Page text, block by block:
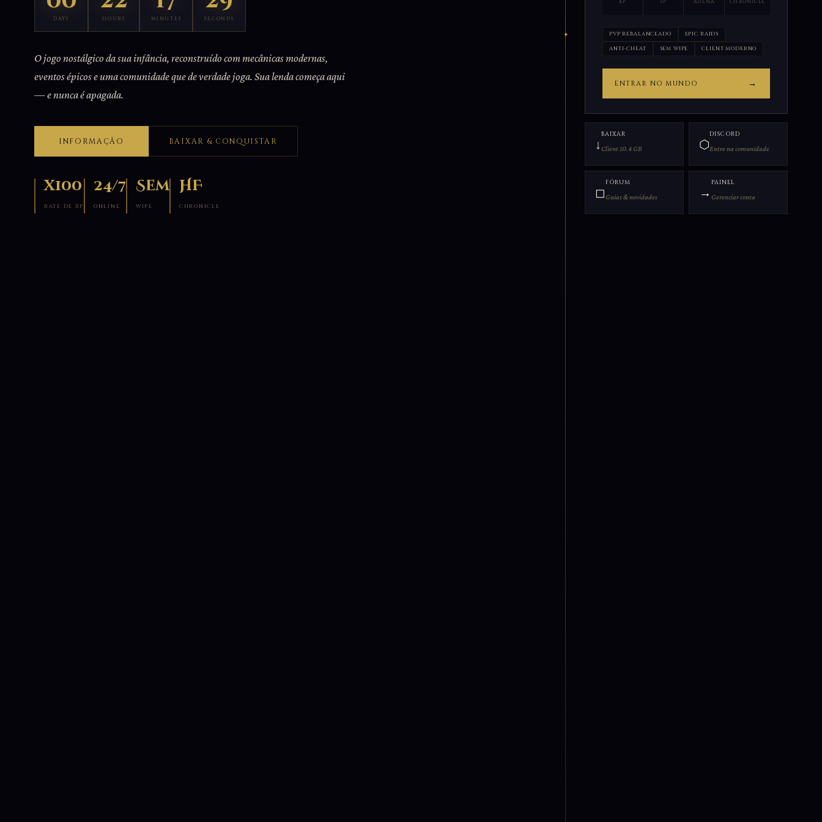
DAYS HOURS MINUTES SECONDS
O jogo nostálgico da sua infância, reconstruído com mecânicas modernas,
eventos épicos e uma comunidade que de verdade joga. Sua lenda começa aqui
— e nunca é apagada.
INFORMAÇÃO BAIXAR & CONQUISTAR
x100
RATE DE XP
24/7
ONLINE
Sem
WIPE
HF
CHRONICLE
XP SP ADENA CHRONICLE
PVP REBALANCEADO EPIC RAIDS
ANTI-CHEAT SEM WIPE CLIENT MODERNO
ENTRAR NO MUNDO →
↓
BAIXAR
Client 10.4 GB ⬡
DISCORD
Entre na comunidade
◻
FÓRUM
Guias & novidades →
PAINEL
Gerenciar conta